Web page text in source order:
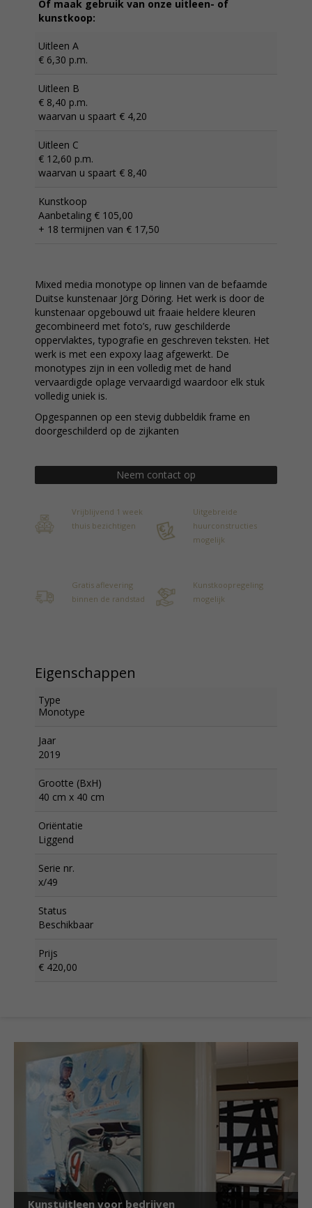
Of maak gebruik van onze uitleen- of
kunstkoop:
Uitleen A
€ 6,30 p.m.
Uitleen B
€ 8,40 p.m.
waarvan u spaart € 4,20
Uitleen C
€ 12,60 p.m.
waarvan u spaart € 8,40
Kunstkoop
Aanbetaling € 105,00
+ 18 termijnen van € 17,50
Mixed media monotype op linnen van de befaamde
Duitse kunstenaar Jörg Döring. Het werk is door de
kunstenaar opgebouwd uit fraaie heldere kleuren
gecombineerd met foto’s, ruw geschilderde
oppervlaktes, typografie en geschreven teksten. Het
werk is met een expoxy laag afgewerkt. De
monotypes zijn in een volledig met de hand
vervaardigde oplage vervaardigd waardoor elk stuk
volledig uniek is.
Opgespannen op een stevig dubbeldik frame en
doorgeschilderd op de zijkanten
Neem contact op
Vrijblijvend 1 week
thuis bezichtigen
Uitgebreide
huurconstructies
mogelijk
Gratis aflevering
binnen de randstad
Kunstkoopregeling
mogelijk
Eigenschappen
Type
Monotype
Jaar
2019
Grootte (BxH)
40 cm x 40 cm
Oriëntatie
Liggend
Serie nr.
x/49
Status
Beschikbaar
Prijs
€ 420,00
Kunstuitleen voor bedrijven